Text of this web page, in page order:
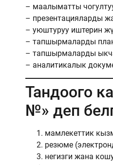
– маалыматты
– презентацияларды
– уюштуруу иштерин
– тапшырмаларды
– тапшырмаларды
– аналитикалык
Тандоого
№» деп
мамлекеттик
резюме
негизги жана